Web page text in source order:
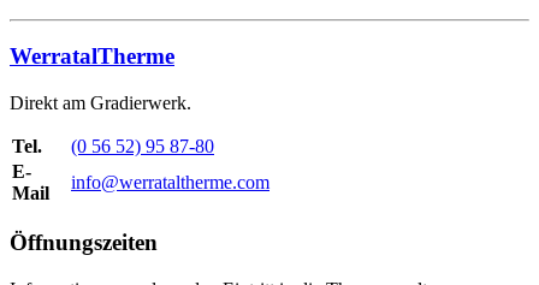
WerratalTherme
Direkt am Gradierwerk.
Tel.
(0 56 52) 95 87-80
E-
Mail
info@werrataltherme.com
Öffnungszeiten